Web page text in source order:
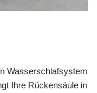
Wasserschlafsystem
Ihre Rückensäule in